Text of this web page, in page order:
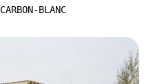
CARBON-BLANC